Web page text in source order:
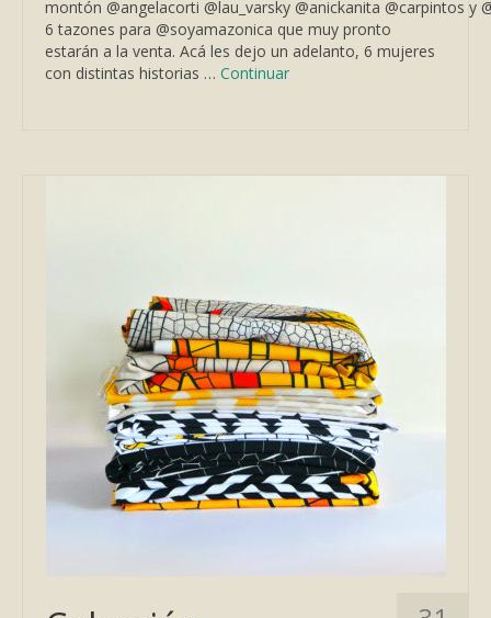
montón @angelacorti @lau_varsky @anickanita @carpintos y
6 tazones para @soyamazonica que muy pronto
estarán a la venta. Acá les dejo un adelanto, 6 mujeres
con distintas historias … Continuar